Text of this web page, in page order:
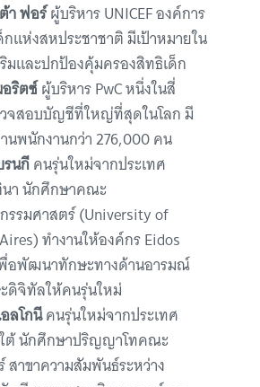
า ฟอร์ผู้บริหาร UNICEF องค์การ
แห่งสหประชาชาติ มีเป้าหมายใน
มและปกป้องคุ้มครองสิทธิเด็ก
อริตซ์ผู้บริหาร PwC หนึ่งในสี่
จสอบบัญชีที่ใหญ่ที่สุดในโลก มี
นพนักงานกว่า 276,000 คน
รนกีคนรุ่นใหม่จากประเทศ
นา นักศึกษาคณะ
รรมศาสตร์ (University of
ทำงานให้องค์กร Eidos
พื่อพัฒนาทักษะทางด้านอารมณ์
ดิจิทัลให้คนรุ่นใหม่
ลโกนีคนรุ่นใหม่จากประเทศ
ต้ นักศึกษาปริญญาโทคณะ
สาขาความสัมพันธ์ระหว่าง